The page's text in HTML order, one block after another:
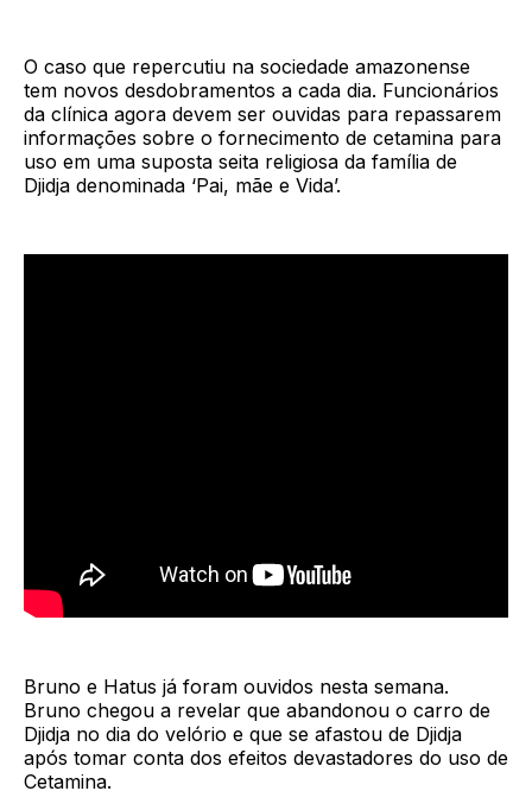
O caso que repercutiu na sociedade amazonense
tem novos desdobramentos a cada dia. Funcionários
da clínica agora devem ser ouvidas para repassarem
informações sobre o fornecimento de cetamina para
uso em uma suposta seita religiosa da família de
Djidja denominada ‘Pai, mãe e Vida’.
Bruno e Hatus já foram ouvidos nesta semana.
Bruno chegou a revelar que abandonou o carro de
Djidja no dia do velório e que se afastou de Djidja
após tomar conta dos efeitos devastadores do uso de
Cetamina.